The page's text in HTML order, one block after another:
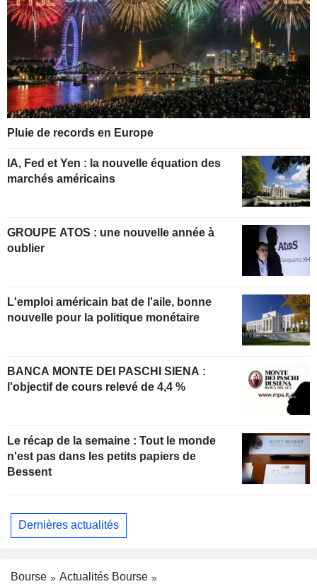
Pluie de records en Europe
IA, Fed et Yen : la nouvelle équation des
marchés américains
GROUPE ATOS : une nouvelle année à
oublier
L'emploi américain bat de l'aile, bonne
nouvelle pour la politique monétaire
BANCA MONTE DEI PASCHI SIENA :
l'objectif de cours relevé de 4,4 %
Le récap de la semaine : Tout le monde
n'est pas dans les petits papiers de
Bessent
Dernières actualités
Bourse
Actualités Bourse